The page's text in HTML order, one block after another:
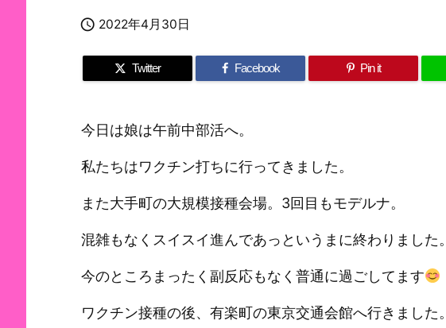
 2022年4月30日
Twitter Facebook Pin it
今日は娘は午前中部活へ。
私たちはワクチン打ちに行ってきました。
また大手町の大規模接種会場。3回目もモデルナ。
混雑もなくスイスイ進んであっというまに終わりました。
今のところまったく副反応もなく普通に過ごしてます
ワクチン接種の後、有楽町の東京交通会館へ行きました。